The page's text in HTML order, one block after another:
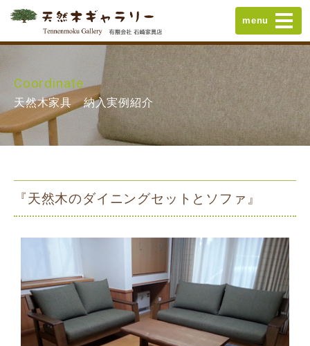
menu
Coordinate
天然木家具 納入実例紹介
『天然木のダイニングセットとソファ』